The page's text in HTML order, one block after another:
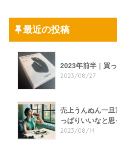
最近の投稿
2023年前半｜買
2023/08/27
売上うんぬん一
っぱりいいなと思
2023/08/14